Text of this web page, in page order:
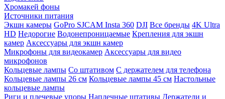
Хромакей фоны
Источники питания
Экшн камеры GoPro SJCAM Insta 360 DJI Все бренды 4K Ultra
HD Недорогие Водонепроницаемые Крепления для экшн
камер Аксессуары для экшн камер
Микрофоны для видеокамер Аксессуары для видео
микрофонов
Кольцевые лампы Со штативом C держателем для телефона
Кольцевые лампы 26 см Кольцевые лампы 45 см Настольные
кольцевые лампы
Риги и плечевые упоры Наплечные штативы Держатели и